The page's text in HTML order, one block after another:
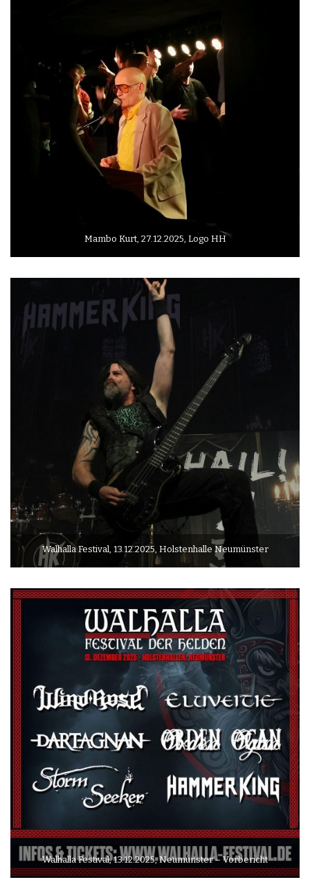
Mambo Kurt, 27.12.2025, Logo HH
Walhalla Festival, 13.12.2025, Holstenhalle Neumünster
Walhalla Festival, 13.12.2025, Neumünster – Vorbericht